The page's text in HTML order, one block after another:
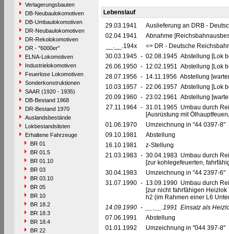
Verlagerungsbauten
DB-Neubaulokomotiven
DB-Umbaulokomotiven
DR-Neubaulokomotiven
DR-Rekolokomotiven
DR - "6000er"
ELNA-Lokomotiven
Industrielokomotiven
Feuerlose Lokomotiven
Sonderkonstruktionen
SAAR (1920 - 1935)
DB-Bestand 1968
DR-Bestand 1970
Auslandsbestände
Lokbestandslisten
Erhaltene Fahrzeuge
BR 01
BR 01.5
BR 01.10
BR 03
BR 03.10
BR 05
BR 10
BR 18.2
BR 18.3
BR 18.4
BR 22
Lebenslauf
29.03.1941
Auslieferung an DRB -
02.04.1941
Abnahme
__.__.194x
=> DR - Deutsche
30.03.1945 - 02.08.1945 Abstellung [Lok
26.06.1950 - 12.02.1951 Abstellung [Lok
28.07.1956 - 14.11.1956 Abstellung
10.03.1957 - 22.06.1957 Abstellung [Lok
20.09.1960 - 23.02.1961 Abstellung
27.11.1964 - 31.01.1965 Umbau durch
[Ausrüstung mit
01.06.1970
Umzeichnung in "44 0397-8"
09.10.1981
Abstellung
16.10.1981
z-Stellung
21.03.1983 - 30.04.1983 Umbau durch
[zur kohlegefeuerten,
30.04.1983
Umzeichnung in "44 2397-6"
31.07.1990 - 13.09.1990 Umbau durch
[zur nicht fahrfähigen
h2 (im Rahmen einer L6
14.09.1990 - __.__.1991 Einsatz als
07.06.1991
Abstellung
01.01.1992
Umzeichnung in "044 397-8"